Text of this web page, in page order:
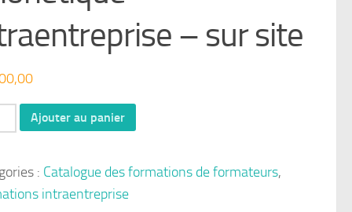
– sur site
Ajouter au panier
: Catalogue des formations de formateurs,
intraentreprise